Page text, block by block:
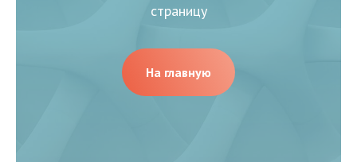
страницу
На главную